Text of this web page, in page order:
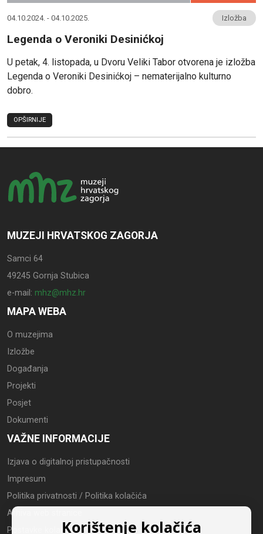
04.10.2024. - 04.10.2025. Izložba
Legenda o Veroniki Desinićkoj
U petak, 4. listopada, u Dvoru Veliki Tabor otvorena je izložba
Legenda o Veroniki Desinićkoj – nematerijalno kulturno
dobro.
OPŠIRNIJE
MUZEJI HRVATSKOG ZAGORJA
Samci 64
49245 Gornja Stubica
e-mail: mhz@mhz.hr
MAPA WEBA
O muzejima
Izložbe
Događanja
Projekti
Posjet
Dokumenti
VAŽNE INFORMACIJE
Izjava o digitalnoj pristupačnosti
Impresum
Politika privatnosti / Politika kolačića
Arhiva web stranice
Postavke kolačićaKorištenje kolačića